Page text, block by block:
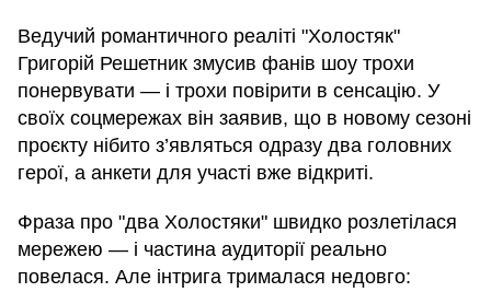
Ведучий романтичного реаліті "Холостяк"
Григорій Решетник змусив фанів шоу трохи
понервувати — і трохи повірити в сенсацію. У
своїх соцмережах він заявив, що в новому сезоні
проєкту нібито з’являться одразу два головних
герої, а анкети для участі вже відкриті.
Фраза про "два Холостяки" швидко розлетілася
мережею — і частина аудиторії реально
повелася. Але інтрига трималася недовго: